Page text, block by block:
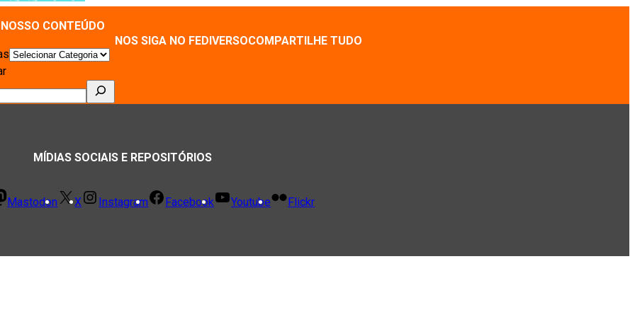
CONTEÚDO
NOS SIGA NO FEDIVERSOCOMPARTILHE TUDO
MÍDIAS SOCIAIS E REPOSITÓRIOS
Mastodon X Instagram Facebook Youtube Flickr